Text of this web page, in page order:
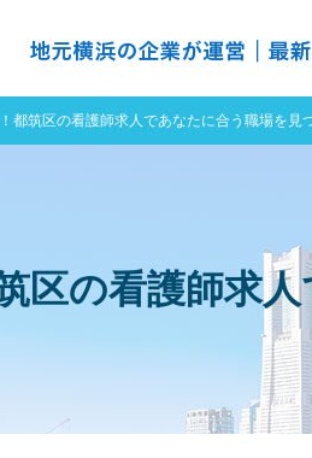
都筑区の看護師求人であなたに合う職場を見
区の看護師求